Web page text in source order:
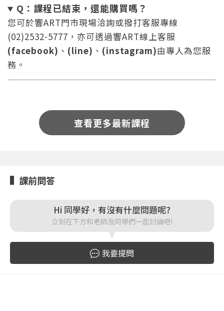
或
登入
忘記密碼
或
註冊
按下註冊即代表你同意我們的使用者條款
策。
您將收到一封Email，請依照信件中的指示重新登
入。
系統偵測到您的帳號重複登入，
點擊下方「確定」將前一位使用者強制登出。
Q：課程已結束，還能購買嗎？
您可於響ART門市現場洽詢或撥打客服專線
(02)2532-5777，亦可透過響ART線上客服
(facebook) 、 (line) 、 (instagram)由專人為您服
務。
查看更多最新課程
課前問答
Hi 同學好，有沒有什麼問題呢?
立刻在下方和老師及同學們一起討論吧!
我要提問